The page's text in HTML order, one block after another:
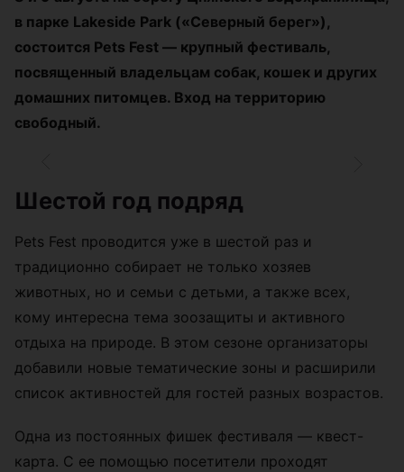
в парке Lakeside Park («Северный берег»),
состоится Pets Fest — крупный фестиваль,
посвященный владельцам собак, кошек и других
домашних питомцев. Вход на территорию
свободный.
Шестой год подряд